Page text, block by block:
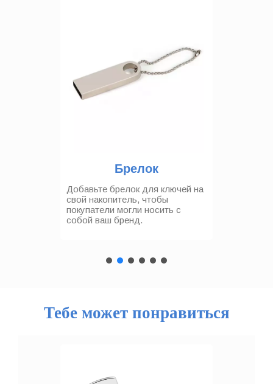
Брелок
Добавьте брелок для ключей на
свой накопитель, чтобы
покупатели могли носить с
собой ваш бренд.
Тебе может понравиться